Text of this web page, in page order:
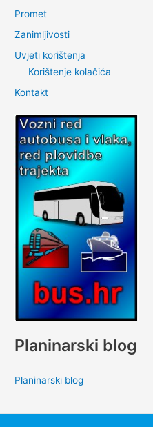
Promet
Zanimljivosti
Uvjeti korištenja
Korištenje kolačića
Kontakt
Planinarski blog
Planinarski blog